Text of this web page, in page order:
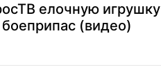
елочную игрушку
(видео)